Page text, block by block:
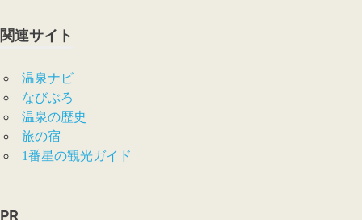
関連サイト
温泉ナビ
なびぶろ
温泉の歴史
旅の宿
1番星の観光ガイド
PR